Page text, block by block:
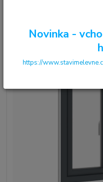
Doprava
Novinka -
https://